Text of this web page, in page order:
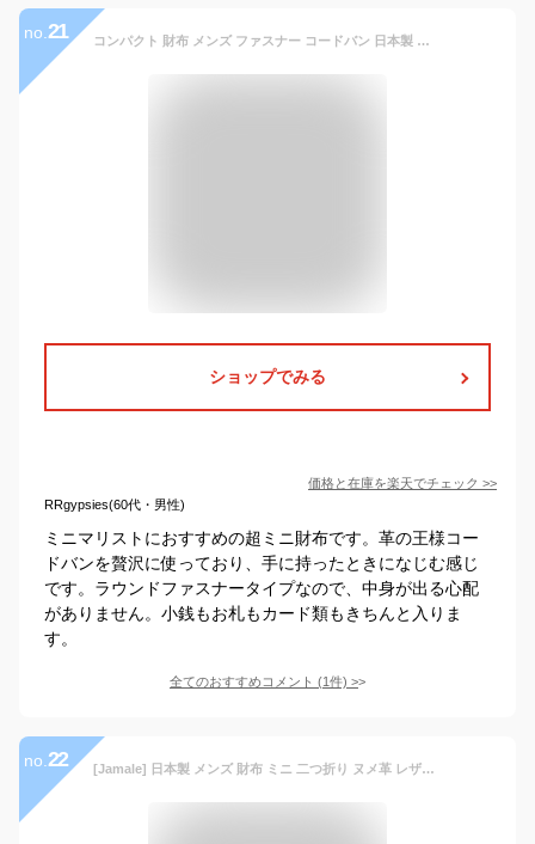
no. 21 コンパクト 財布 メンズ ファスナー コードバン 日本製 ミニマリスト ミニ財布 本革 二つ折りサイズ 男性 ブランド ウォレット ギフト プレゼント クリスマス 誕生日 父の日
ショップでみる
価格と在庫を楽天でチェック >>
RRgypsies(60代・男性)
ミニマリストにおすすめの超ミニ財布です。革の王様コー
ドバンを贅沢に使っており、手に持ったときになじむ感じ
です。ラウンドファスナータイプなので、中身が出る心配
がありません。小銭もお札もカード類もきちんと入りま
す。
全てのおすすめコメント (1件) >
no. 22 [Jamale] 日本製 メンズ 財布 ミニ 二つ折り ヌメ革 レザー 本革 コンパクト財布 : ブラック